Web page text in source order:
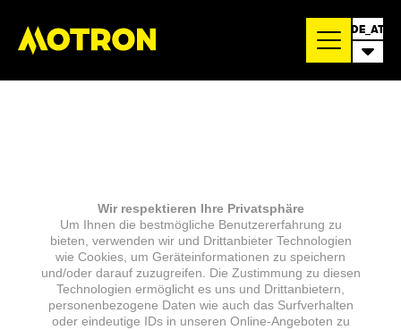
DE_AT
Wir respektieren Ihre Privatsphäre
Um Ihnen die bestmögliche Benutzererfahrung zu
bieten, verwenden wir und Drittanbieter Technologien
wie Cookies, um Geräteinformationen zu speichern
und/oder darauf zuzugreifen. Die Zustimmung zu diesen
Technologien ermöglicht es uns und Drittanbietern,
personenbezogene Daten wie auch das Surfverhalten
oder eindeutige IDs in unseren Online-Angeboten zu